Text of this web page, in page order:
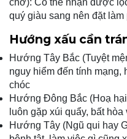
chở): Có thể nhận được
quý giàu sang nên đặt làm
Hướng xấu cần
Hướng Tây Bắc (Tuyệt
nguy hiểm đến tính
chóc
Hướng Đông Bắc (Hoạ
luôn gặp xúi quẩy, bất
Hướng Tây (Ngũ qui hay